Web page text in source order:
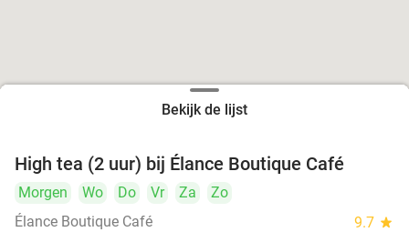
Bekijk de lijst
High tea (2 uur) bij Élance Boutique Café
Morgen Wo Do Vr Za
Zo
Élance Boutique Café
9.7 star